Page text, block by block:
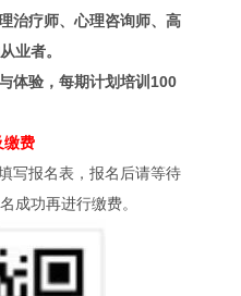
治疗师、心理咨询师、高
业者。
体验，每期计划培训100
缴费
写报名表，报名后请等待
成功再进行缴费。